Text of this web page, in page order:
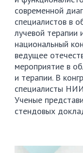
современной
специалистов в
лучевой терапии
национальный
ведущее
мероприятие в
и терапии. В
специалисты
Ученые
стендовых